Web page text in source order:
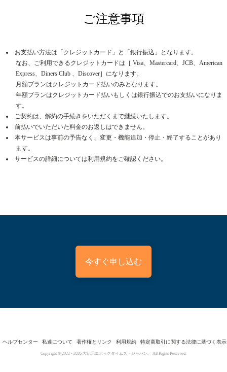
ご注意事項
お支払い方法は「クレジットカード」と「銀行振込」となります。
なお、ご利用できるクレジットカードは［ Visa、Mastercard、JCB、American
Express、Diners Club 、Discover］になります。
月額プランはクレジットカード払いのみとなります。
年額プランはクレジットカード払いもしくは銀行振込でのお支払いになりま
す。
ご契約は、解約の手続きをいただくまで継続いたします。
前払いでいただいた料金のお返しはできません。
本サービスは事前の予告なく、変更・機能追加・停止・終了することがあり
ます。
サービスの詳細については利用規約をご確認ください。
今すぐ申し込む
ヘルプセンター 私達について 著作権とリンク 利用規約 特定商取引に関する法律に基づく表示
Copyright © 2022 - 2026 大紀元エポックタイムズ・ジャパン. All Rights Reserved.